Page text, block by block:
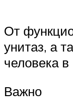
От
унитаз, а
человека
Важно